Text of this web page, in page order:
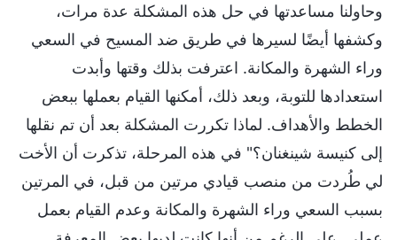
وحاولنا مساعدتها في حل هذه المشكلة عدة مرات،
وكشفها أيضًا لسيرها في طريق ضد المسيح في السعي
وراء الشهرة والمكانة. اعترفت بذلك وقتها وأبدت
استعدادها للتوبة، وبعد ذلك، أمكنها القيام بعملها ببعض
الخطط والأهداف. لماذا تكررت المشكلة بعد أن تم نقلها
إلى كنيسة شينغنان؟" في هذه المرحلة، تذكرت أن الأخت
لي طُردت من منصب قيادي مرتين من قبل، في المرتين
بسبب السعي وراء الشهرة والمكانة وعدم القيام بعمل